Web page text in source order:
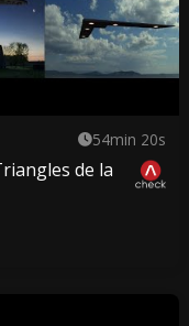
54min 20s
de la